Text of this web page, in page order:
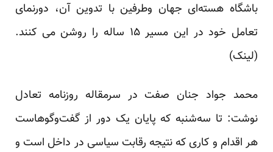
باشگاه هسته‌ای جهان وطرفین با تدوین آن، دورنمای
تعامل خود در این مسیر ۱۵ ساله را روشن می کنند.
(لینک)
محمد جواد جنان صفت در سرمقاله روزنامه تعادل
نوشت: تا سه‌شنبه که پایان یک دور از گفت‌وگوهاست
هر اقدام و کاری که نتیجه رقابت سیاسی در داخل است و